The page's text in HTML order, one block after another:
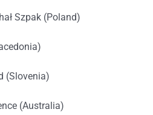
Szpak (Poland)
(Slovenia)
(Australia)